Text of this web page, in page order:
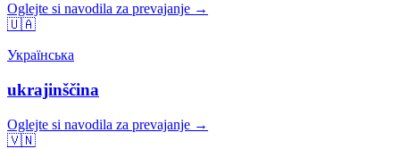
Oglejte si navodila za prevajanje →
🇺🇦
Українська
ukrajinščina
Oglejte si navodila za prevajanje →
🇻🇳